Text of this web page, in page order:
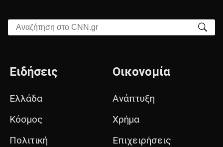
Αναζήτηση στο CNN.gr
Ειδήσεις
Ελλάδα
Κόσμος
Πολιτική
Οικονομία
Ανάπτυξη
Χρήμα
Επιχειρήσεις